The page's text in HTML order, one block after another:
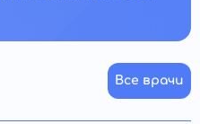
Все врачи